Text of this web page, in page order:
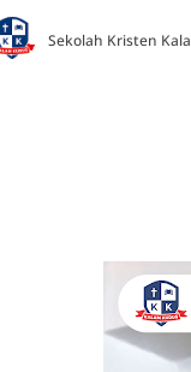
Sekolah Kristen